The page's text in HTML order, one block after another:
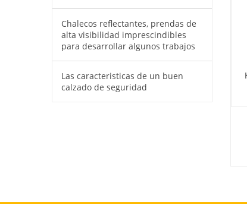
Chalecos reflectantes, prendas de
alta visibilidad imprescindibles
para desarrollar algunos trabajos
Las caracteristicas de un buen
calzado de seguridad
G10 Guante
Nitrilo Azul
Kimberly G60 Guante
Resistente Al Corte Jackson